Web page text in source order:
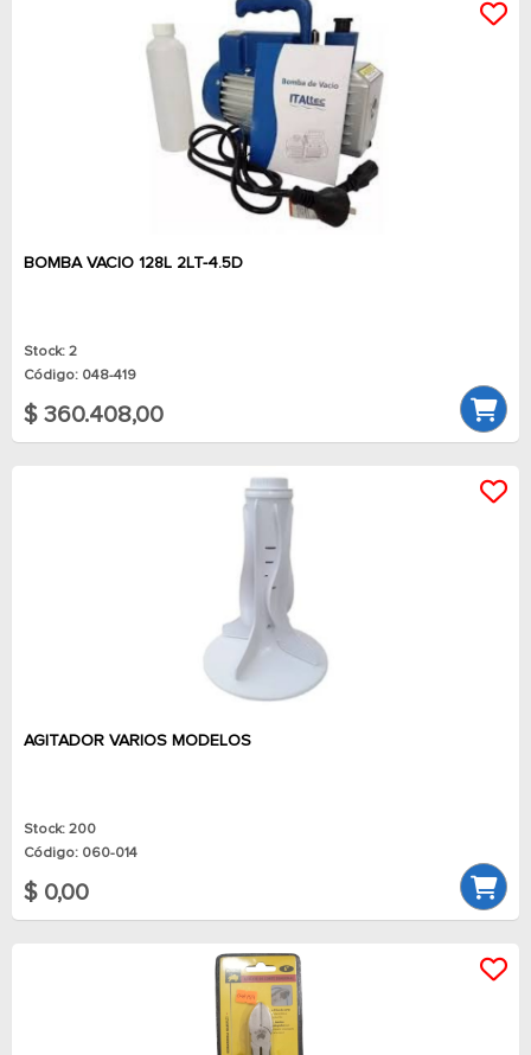
BOMBA VACIO 128L 2LT-4.5D
Stock: 2
Código: 048-419
$ 360.408,00
AGITADOR VARIOS MODELOS
Stock: 200
Código: 060-014
$ 0,00